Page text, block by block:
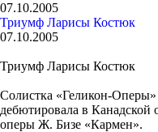
07.10.2005
Триумф Ларисы Костюк
07.10.2005
Триумф Ларисы Костюк
Солистка «Геликон-
дебютировала в Канадской
оперы Ж. Бизе «Кармен».